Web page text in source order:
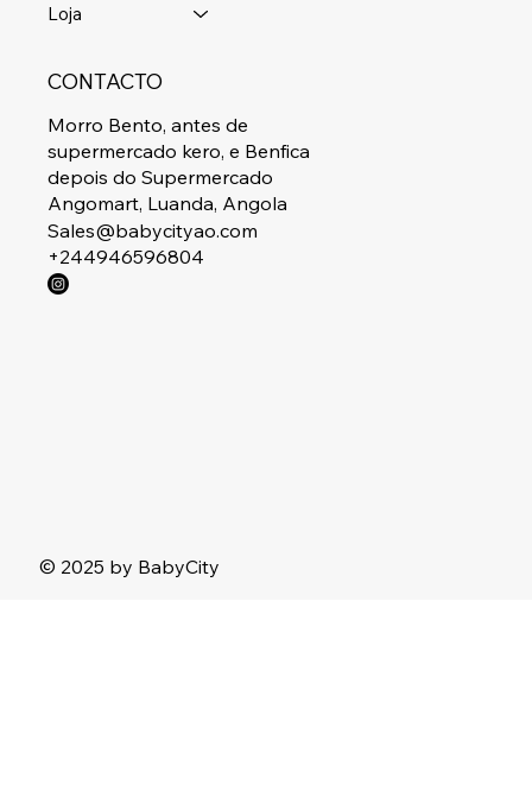
Loja
CONTACTO
Morro Bento, antes de
supermercado kero, e Benfica
depois do Supermercado
Angomart, Luanda, Angola
Sales@babycityao.com
+244946596804
© 2025 by BabyCity